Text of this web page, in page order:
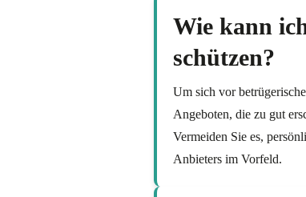
Wie kann
schützen?
Um sich vor
Angeboten, die zu gut
Vermeiden Sie es,
Anbieters im Vorfeld.